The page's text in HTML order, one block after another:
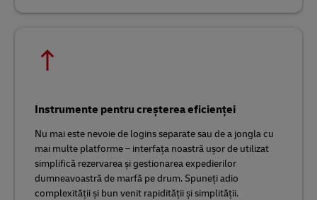
Instrumente pentru creșterea eficienței
Nu mai este nevoie de logins separate sau de a jongla cu
mai multe platforme – interfața noastră ușor de utilizat
simplifică rezervarea și gestionarea expedierilor
dumneavoastră de marfă pe drum. Spuneți adio
complexității și bun venit rapidității și simplității.